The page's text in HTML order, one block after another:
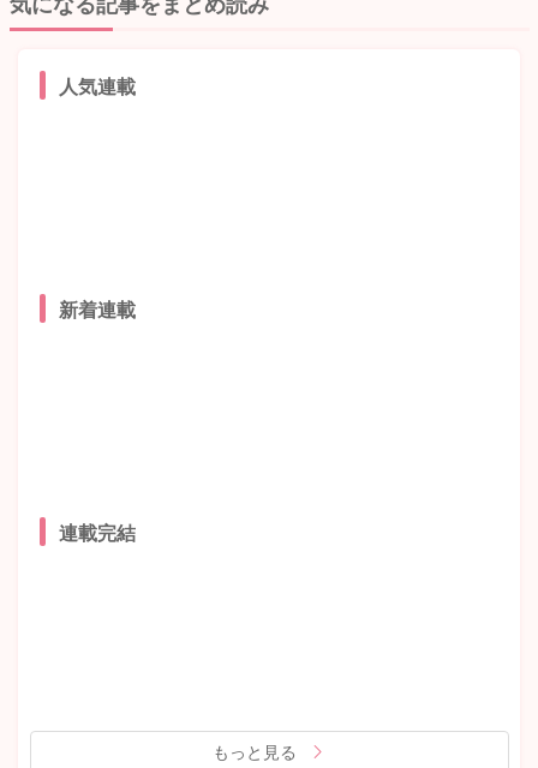
人気連載
新着連載
連載完結
もっと見る